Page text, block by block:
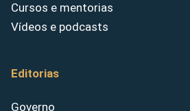
Cursos e mentorias
Vídeos e podcasts
Editorias
Governo